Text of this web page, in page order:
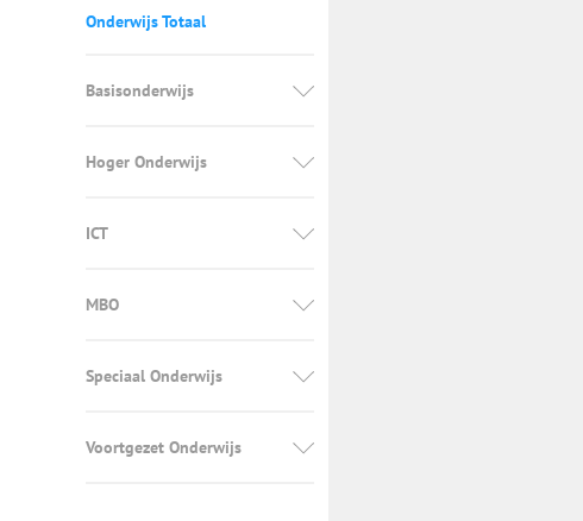
Onderwijs Totaal
Basisonderwijs
Hoger Onderwijs
ICT
MBO
Speciaal Onderwijs
Voortgezet Onderwijs